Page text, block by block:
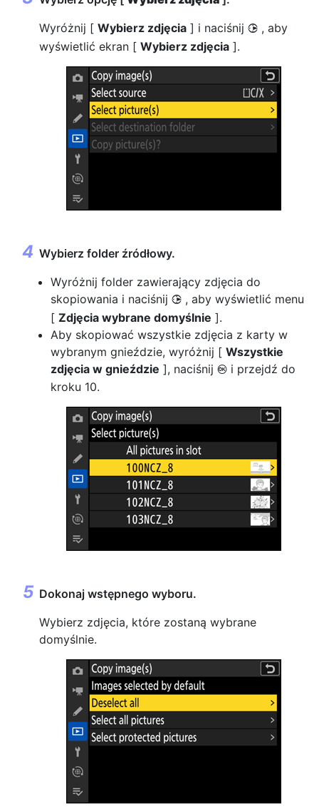
Wyróżnij [ Wybierz zdjęcia ] i naciśnij 2 , aby
wyświetlić ekran [ Wybierz zdjęcia ].
Wybierz folder źródłowy.
Wyróżnij folder zawierający zdjęcia do
skopiowania i naciśnij 2 , aby wyświetlić menu
[ Zdjęcia wybrane domyślnie ].
Aby skopiować wszystkie zdjęcia z karty w
wybranym gnieździe, wyróżnij [ Wszystkie
zdjęcia w gnieździe ], naciśnij J i przejdź do
kroku 10.
Dokonaj wstępnego wyboru.
Wybierz zdjęcia, które zostaną wybrane
domyślnie.